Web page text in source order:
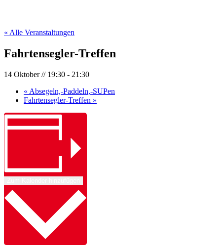
« Alle Veranstaltungen
Fahrtensegler-Treffen
14 Oktober // 19:30 - 21:30
« Absegeln,-Paddeln,-SUPen
Fahrtensegler-Treffen »